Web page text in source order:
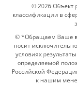
© 2026 Объект
классификации в
© *Обращаем Ваше
носит
условиях
определяемой
Российской
к нашим